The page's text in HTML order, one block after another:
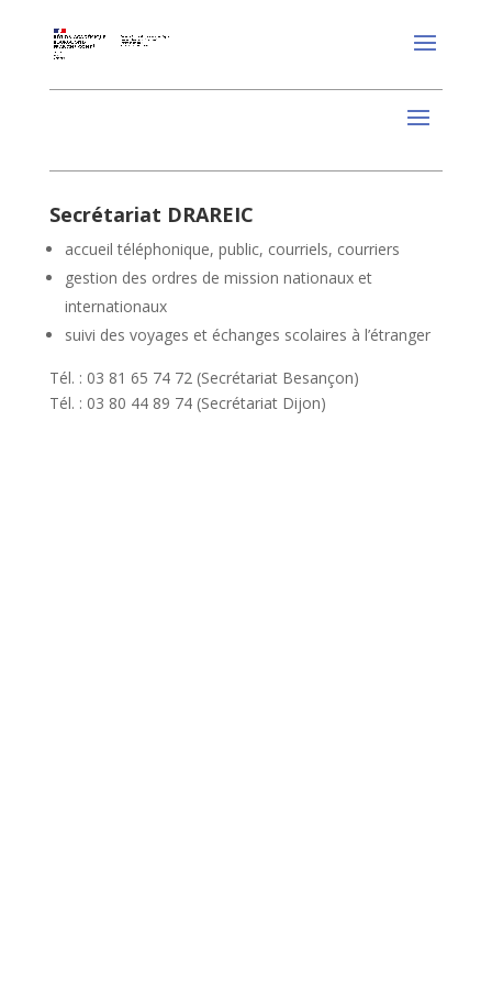
Secrétariat DRAREIC
accueil téléphonique, public, courriels, courriers
gestion des ordres de mission nationaux et
internationaux
suivi des voyages et échanges scolaires à l’étranger
Tél. : 03 81 65 74 72 (Secrétariat Besançon)
Tél. : 03 80 44 89 74 (Secrétariat Dijon)